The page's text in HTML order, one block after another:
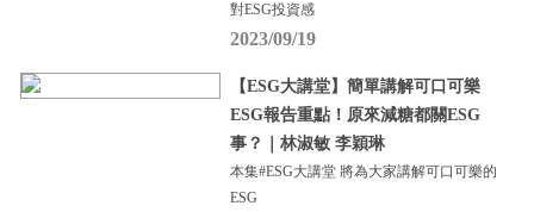
對ESG投資感
2023/09/19
【ESG大講堂】簡單講解可口可樂
ESG報告重點！原來減糖都關ESG
事？｜林淑敏 李穎琳
本集#ESG大講堂 將為大家講解可口可樂的
ESG